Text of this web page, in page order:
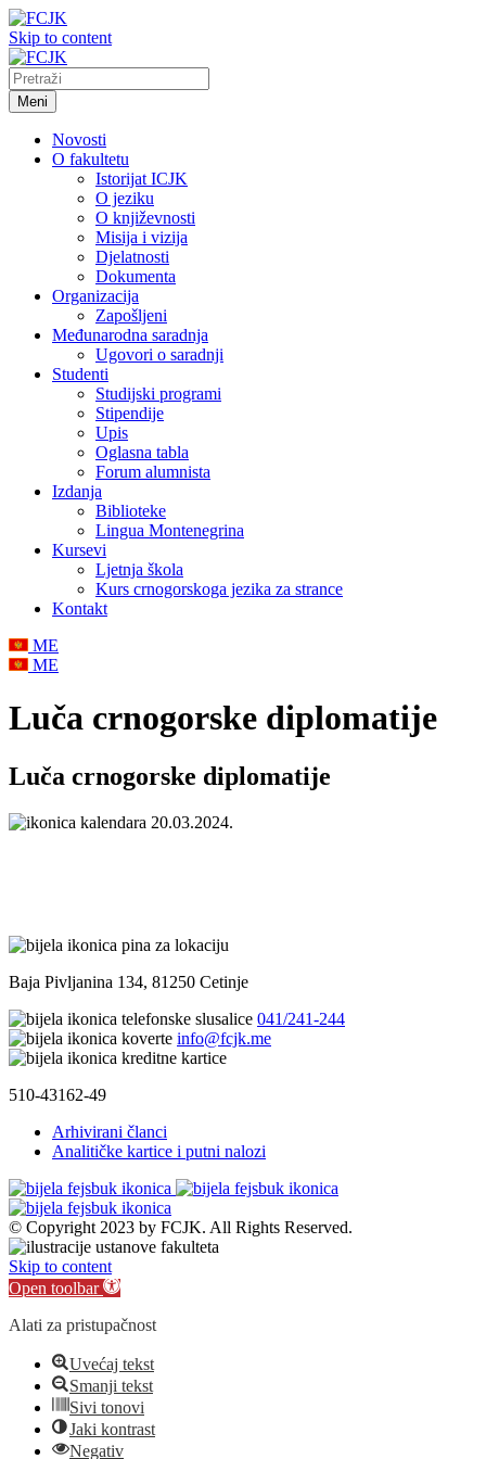
Skip to content
Meni
Novosti
O fakultetu
Istorijat ICJK
O jeziku
O književnosti
Misija i vizija
Djelatnosti
Dokumenta
Organizacija
Zapošljeni
Međunarodna saradnja
Ugovori o saradnji
Studenti
Studijski programi
Stipendije
Upis
Oglasna tabla
Forum alumnista
Izdanja
Biblioteke
Lingua Montenegrina
Kursevi
Ljetnja škola
Kurs crnogorskoga jezika za strance
Kontakt
ME
ME
Luča crnogorske diplomatije
Luča crnogorske diplomatije
20.03.2024.
Baja Pivljanina 134, 81250 Cetinje
041/241-244
info@fcjk.me
510-43162-49
Arhivirani članci
Analitičke kartice i putni nalozi
© Copyright 2023 by FCJK. All Rights Reserved.
Skip to content
Open toolbar
Alati za pristupačnost
Uvećaj tekst
Smanji tekst
Sivi tonovi
Jaki kontrast
Negativ